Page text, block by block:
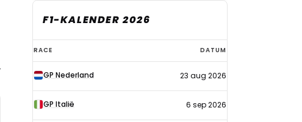
F1-KALENDER 2026
F1-
kalender
2026
RACE DATUM
GP Nederland 23 aug 2026
GP Italië 6 sep 2026